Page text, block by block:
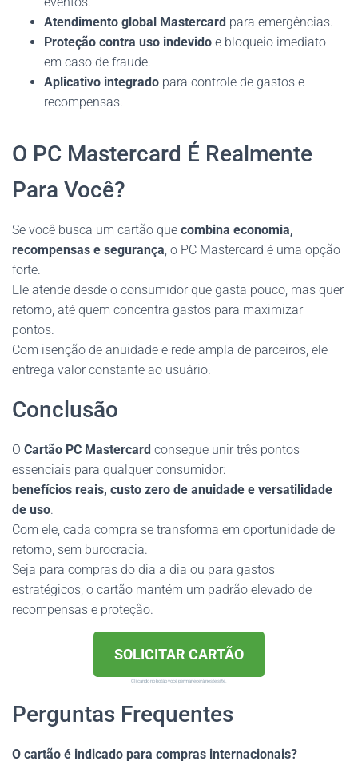
Atendimento global Mastercard para emergências.
Proteção contra uso indevido e bloqueio imediato
em caso de fraude.
Aplicativo integrado para controle de gastos e
recompensas.
O PC Mastercard É Realmente
Para Você?
Se você busca um cartão que combina economia,
recompensas e segurança, o PC Mastercard é uma opção
forte.
Ele atende desde o consumidor que gasta pouco, mas quer
retorno, até quem concentra gastos para maximizar
pontos.
Com isenção de anuidade e rede ampla de parceiros, ele
entrega valor constante ao usuário.
Conclusão
O Cartão PC Mastercard consegue unir três pontos
essenciais para qualquer consumidor:
benefícios reais, custo zero de anuidade e versatilidade
de uso.
Com ele, cada compra se transforma em oportunidade de
retorno, sem burocracia.
Seja para compras do dia a dia ou para gastos
estratégicos, o cartão mantém um padrão elevado de
recompensas e proteção.
SOLICITAR CARTÃO
Clicando no botão você permanecerá neste site.
Perguntas Frequentes
O cartão é indicado para compras internacionais?